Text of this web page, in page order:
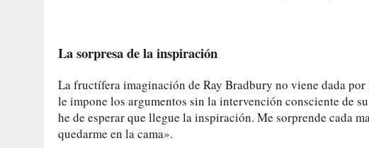
La sorpresa de la inspiración
La fructífera imaginación de Ray Bradbury no viene dada
le impone los argumentos sin la intervención consciente de
he de esperar que llegue la inspiración. Me sorprende cada
quedarme en la cama».